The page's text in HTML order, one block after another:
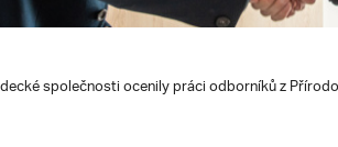
společnosti ocenily práci odborníků z